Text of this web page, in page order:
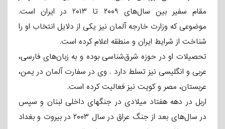
مقام سفیر بین سال‌های ۲۰۰۹ تا ۲۰۱۳ در ایران است.
موضوعی که وزارت خارجه آلمان نیز یکی از دلایل انتخاب او را
شناخت از شرایط ایران و منطقه اعلام کرده است.
تحصیلات او در حوزه شرق‌شناسی بوده و به زبان‌های فارسی،
عربی و انگلیسی نیز تسلط دارد . وی در سفارت آلمان در یمن،
عربستان، مصر و کویت نیز فعالیت کرده است.
اربل در دهه هفتاد میلادی در جنگ‎های داخلی لبنان و سپس
در سال‌های بعد از جنگ عراق در سال ۲۰۰۳ در بیروت و بغداد